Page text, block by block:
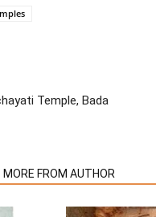
Temple, Bada
MORE FROM AUTHOR